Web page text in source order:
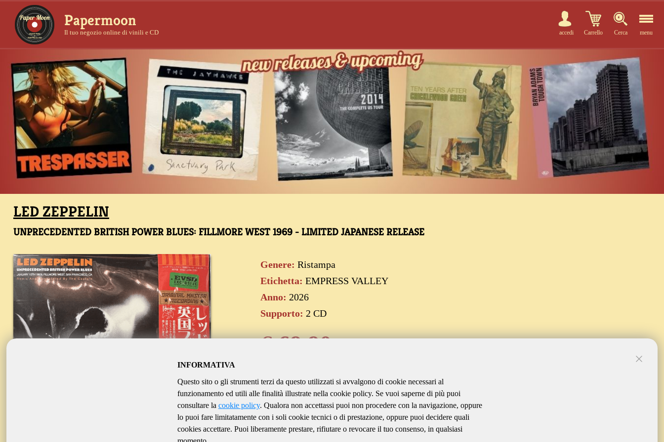
Papermoon
Il tuo negozio online di vinili e CD accedi Carrello Cerca menu
LED ZEPPELIN
UNPRECEDENTED BRITISH POWER BLUES: FILLMORE WEST 1969 - LIMITED JAPANESE RELEASE
Genere: Ristampa
Etichetta: EMPRESS VALLEY
Anno: 2026
Supporto: 2 CD
€69.90
Aggiungi al carrello
INFORMATIVA
Questo sito o gli strumenti terzi da questo utilizzati si avvalgono di cookie necessari al
funzionamento ed utili alle finalità illustrate nella cookie policy. Se vuoi saperne di più puoi
consultare la cookie policy. Qualora non accettassi puoi non procedere con la navigazione, oppure
lo puoi fare limitatamente con i soli cookie tecnici o di prestazione, oppure puoi decidere quali
cookies accettare. Puoi liberamente prestare, rifiutare o revocare il tuo consenso, in qualsiasi